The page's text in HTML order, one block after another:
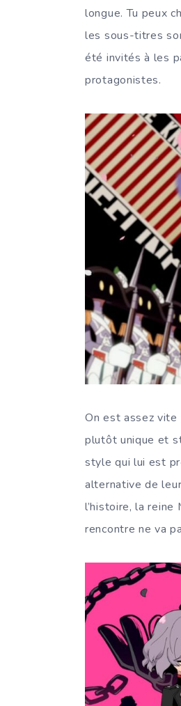
longue. Tu peux
les sous-titres
été invités à les
protagonistes.
On est assez vite
plutôt unique et
style qui lui est
alternative de
l’histoire, la
rencontre ne va